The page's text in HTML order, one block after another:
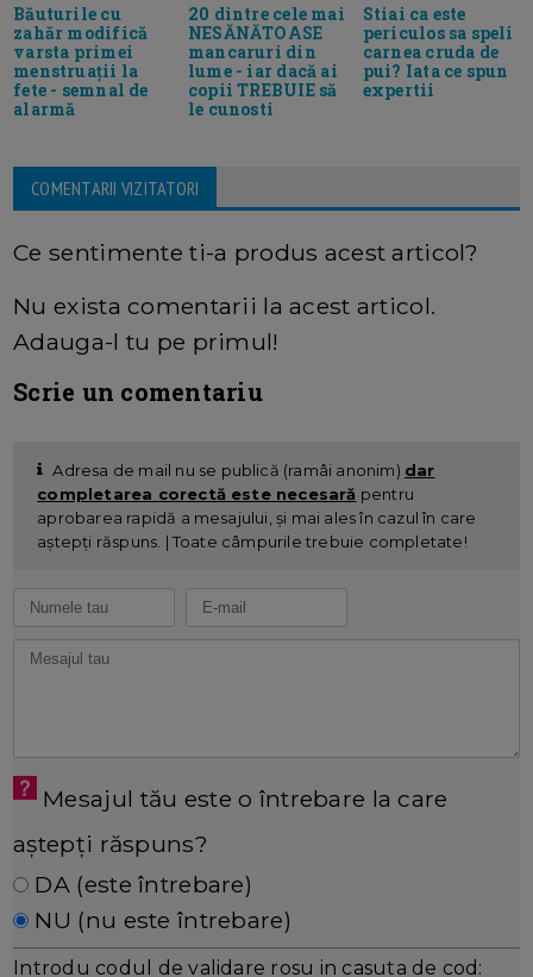
Băuturile cu
zahăr modifică
varsta primei
menstruații la
fete - semnal de
alarmă
20 dintre cele mai
NESĂNĂTOASE
mancaruri din
lume - iar dacă ai
copii TREBUIE să
le cunosti
Stiai ca este
periculos sa speli
carnea cruda de
pui? Iata ce spun
expertii
COMENTARII VIZITATORI
Ce sentimente ti-a produs acest articol?
Nu exista comentarii la acest articol.
Adauga-l tu pe primul!
Scrie un comentariu
Adresa de mail nu se publică (ramâi anonim) dar
completarea corectă este necesară pentru
aprobarea rapidă a mesajului, și mai ales în cazul în care
aștepți răspuns. | Toate câmpurile trebuie completate!
Mesajul tău este o întrebare la care
aștepți răspuns?
DA (este întrebare)
NU (nu este întrebare)
Introdu codul de validare rosu in casuta de cod: